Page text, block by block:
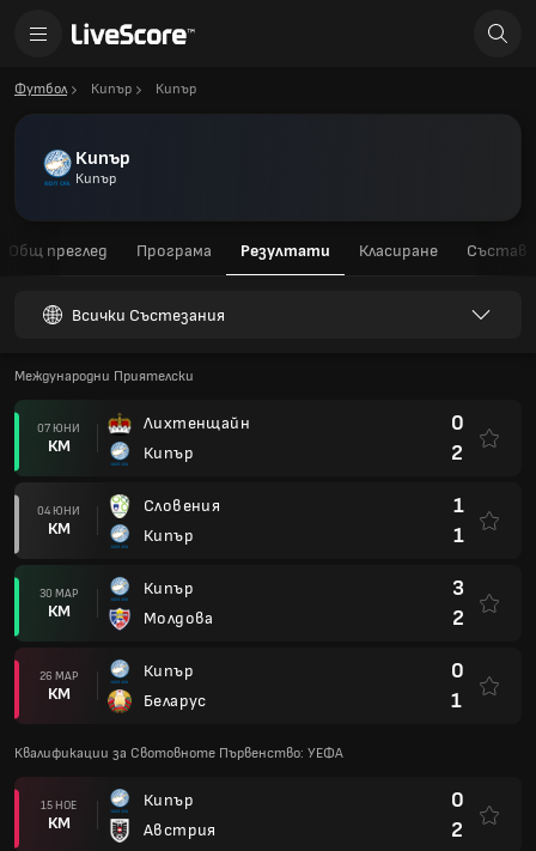
Футбол Кипър Кипър
Кипър
Кипър
Общ преглед Програма Резултати Класиране Състав
Всички Състезания
Международни Приятелски
07 ЮНИ
КМ
Лихтенщайн
Кипър
0
2
04 ЮНИ
КМ
Словения
Кипър
1
1
30 МАР
КМ
Кипър
Молдова
3
2
26 МАР
КМ
Кипър
Беларус
0
1
Квалификации за Свотовноте Първенство: УЕФА
15 НОЕ
КМ
Кипър
Австрия
0
2